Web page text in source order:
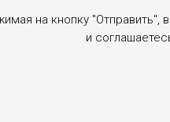
на кнопку "Отправить",
и